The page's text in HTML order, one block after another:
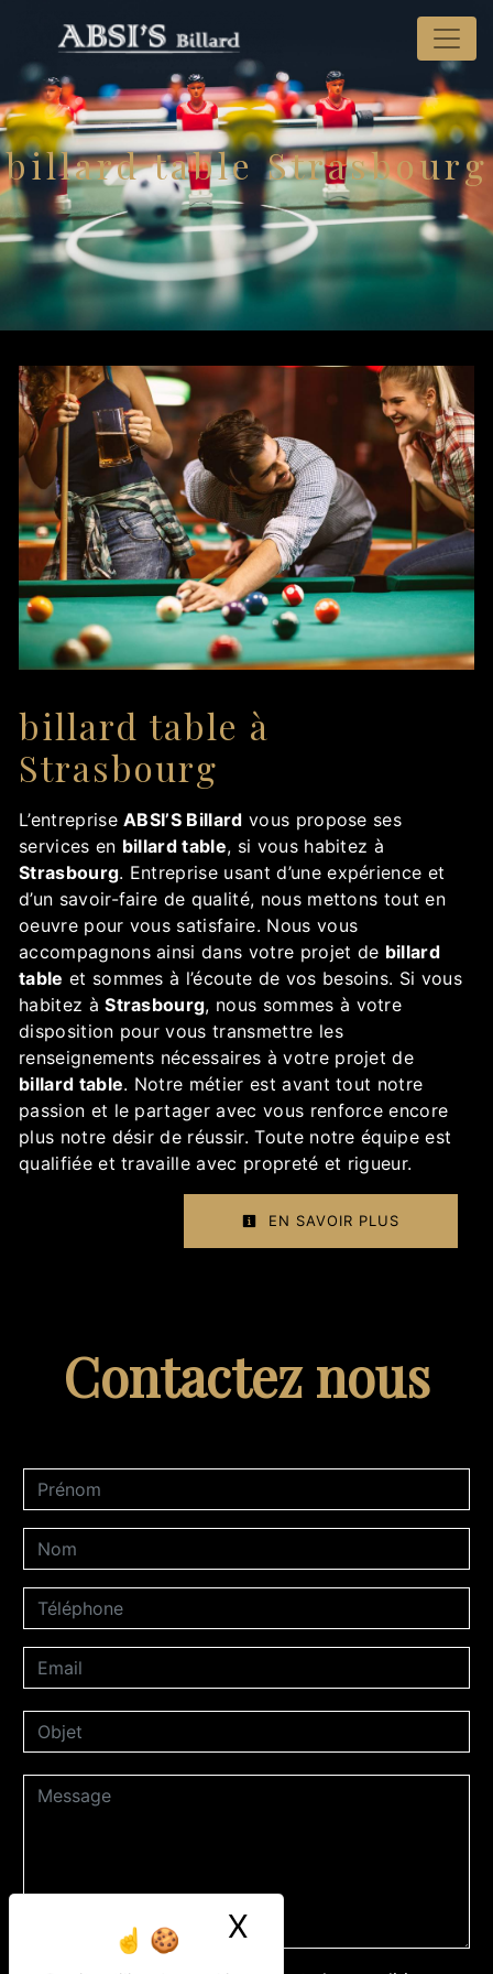
X
billard table Strasbourg
billard table à
Strasbourg
L’entrepriseABSI’S Billard vous propose ses
services en billard table, si vous habitez à
Strasbourg. Entreprise usant d’une expérience et
d’un savoir-faire de qualité, nous mettons tout en
oeuvre pour vous satisfaire. Nous vous
accompagnons ainsi dans votre projet de billard
table et sommes à l’écoute de vos besoins. Si vous
habitez àStrasbourg, nous sommes à votre
disposition pour vous transmettre les
renseignements nécessaires à votre projet de
billard table. Notre métier est avant tout notre
passion et le partager avec vous renforce encore
plus notre désir de réussir. Toute notre équipe est
qualifiée et travaille avec propreté et rigueur.
EN SAVOIR PLUS
Contactez nous